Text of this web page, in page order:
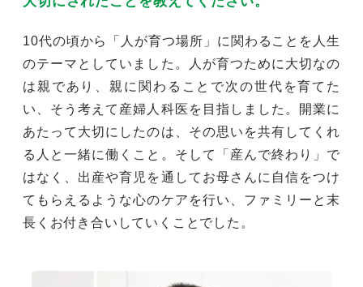
10代の頃から「人が育つ場所」に関わることを人生
のテーマとしていました。人が育つために大切なの
は親であり、親に関わることで次の世代を育てた
い、そう考えて産婦人科医を目指しました。開業に
あたって大切にしたのは、その思いを共有してくれ
る人と一緒に働くこと。そして「産んで終わり」で
はなく、出産や育児を通してお母さんに自信をつけ
てもらえるような心のケアを行い、ファミリーと末
長くお付き合いしていくことでした。